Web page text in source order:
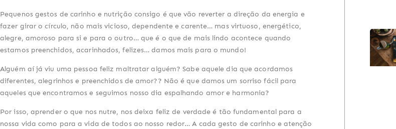
Pequenos gestos de carinho e nutrição consigo é que vão reverter a direção da energia e
fazer girar o círculo, não mais vicioso, dependente e carente… mas virtuoso, energético,
alegre, amoroso para si e para o outro… que é o que de mais lindo acontece quando
estamos preenchidos, acarinhados, felizes… damos mais para o mundo!
Alguém aí já viu uma pessoa feliz maltratar alguém? Sabe aquele dia que acordamos
diferentes, alegrinhos e preenchidos de amor?? Não é que damos um sorriso fácil para
aqueles que encontramos e seguimos nosso dia espalhando amor e harmonia?
Por isso, aprender o que nos nutre, nos deixa feliz de verdade é tão fundamental para a
nossa vida como para a vida de todos ao nosso redor… A cada gesto de carinho e atenção